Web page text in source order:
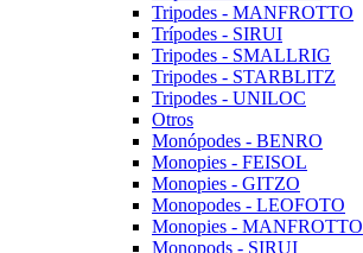
Tripodes - MANFROTTO
Trípodes - SIRUI
Tripodes - SMALLRIG
Tripodes - STARBLITZ
Tripodes - UNILOC
Otros
Monópodes - BENRO
Monopies - FEISOL
Monopies - GITZO
Monopodes - LEOFOTO
Monopies - MANFROTTO
Monopods - SIRUI